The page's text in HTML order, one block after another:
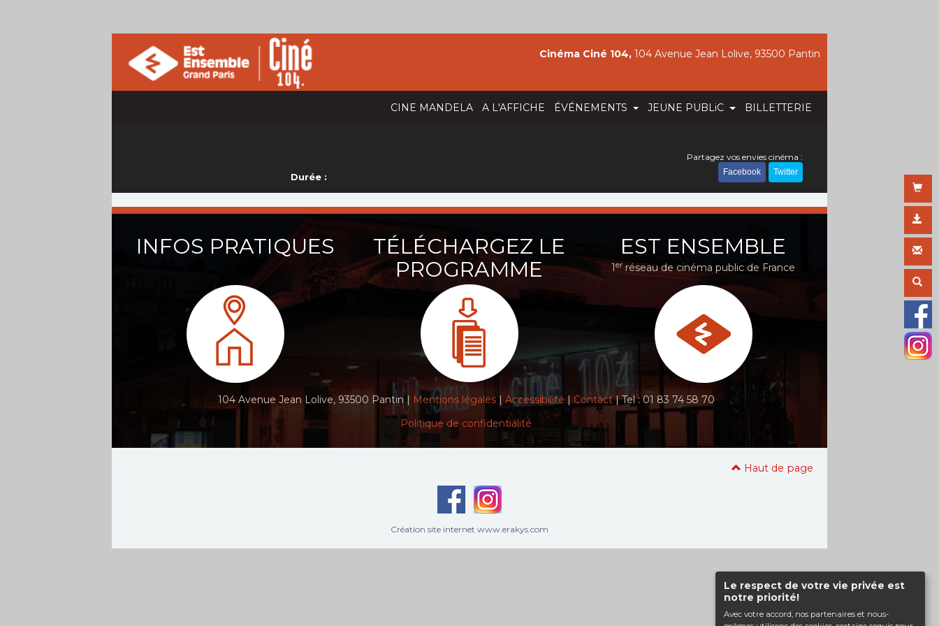
Le respect de votre vie privée est
notre priorité!
Avec votre accord, nos partenaires et nous-
CINE MANDELA A L'AFFICHE ÉVÉNEMENTS JEUNE PUBLiC BILLETTERIE
Cinéma Ciné 104, 104 Avenue Jean Lolive, 93500 Pantin
Durée :
Partagez vos envies cinéma :
Facebook Twitter
INFOS PRATIQUES
TÉLÉCHARGEZ LE
PROGRAMME
EST ENSEMBLE
1er réseau de cinéma public de France
104 Avenue Jean Lolive, 93500 Pantin | Mentions légales|Accessibilité | Contact| Tel : 01 83 74 58 70
Politique de confidentialité
Haut de page
Création site internet www.erakys.com